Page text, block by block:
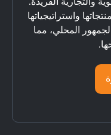
والتجارية الفريدة.
واستراتيجياتها
المحلي، مما